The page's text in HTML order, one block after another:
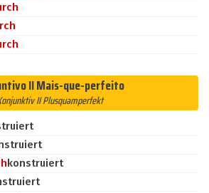
II Mais-que-perfeito
II Plusquamperfekt
konstruiert